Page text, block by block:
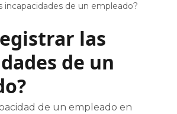
incapacidades de un empleado?
las
de un
de un empleado en